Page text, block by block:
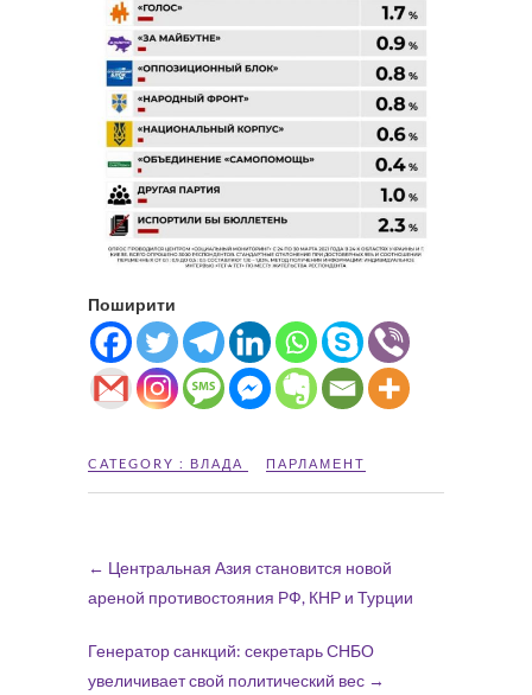
Поширити
CATEGORY : ВЛАДА ПАРЛАМЕНТ
← Центральная Азия становится новой
ареной противостояния РФ, КНР и Турции
Генератор санкций: секретарь СНБО
увеличивает свой политический вес →